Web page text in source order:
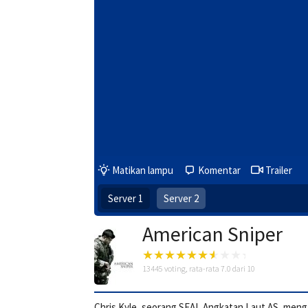
Matikan lampu Komentar Trailer
Server 1 Server 2
American Sniper
13445 voting, rata-rata 7.0 dari 10